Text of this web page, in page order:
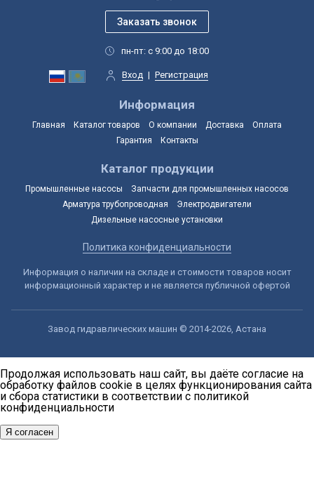
пн-пт: с 9:00 до 18:00
Вход | Регистрация
Информация
Главная Каталог товаров О компании Доставка
Оплата
Гарантия
Контакты
Каталог продукции
Промышленные насосы
Запчасти для промышленных насосов
Арматура трубопроводная
Электродвигатели
Дизельные насосные установки
Политика конфиденциальности
Информация о наличии на складе и стоимости товаров носит
информационный характер и не является публичной офертой
Завод гидравлических машин © 2014-2026, Астана
Продолжая использовать наш сайт, вы даёте согласие на
обработку файлов cookie в целях функционирования сайта
и сбора статистики в соответствии с политикой
конфиденциальности
Я согласен